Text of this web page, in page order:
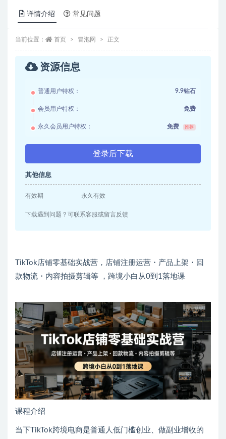
详情介绍 常见问题
当前位置： 首页 冒泡网 正文
资源信息
普通用户特权： 9.9钻石
会员用户特权： 免费
永久会员用户特权： 免费 推荐
登录后下载
其他信息
有效期 永久有效
下载遇到问题？可联系客服或留言反馈
TikTok店铺零基础实战营，店铺注册运营・产品上架・回
款物流・内容拍摄剪辑等 ，跨境小白从0到1落地课
课程介绍
当下TikTok跨境电商是普通人低门槛创业、做副业增收的